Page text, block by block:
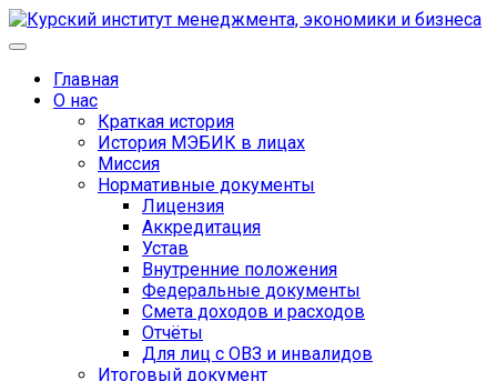
Главная
О нас
Краткая история
История МЭБИК в лицах
Миссия
Нормативные документы
Лицензия
Аккредитация
Устав
Внутренние положения
Федеральные документы
Смета доходов и расходов
Отчёты
Для лиц с ОВЗ и инвалидов
Итоговый документ